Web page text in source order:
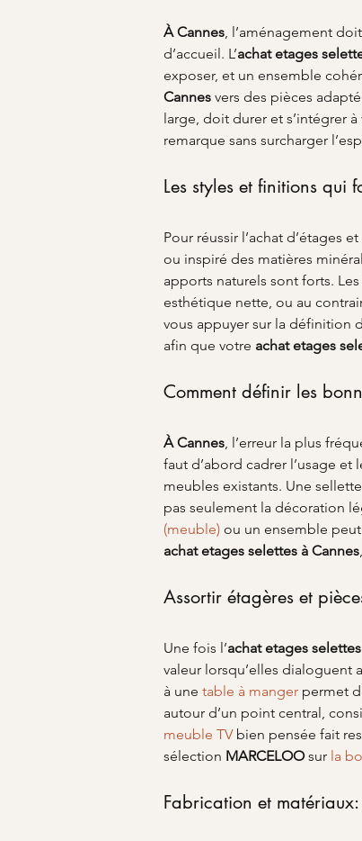
À Cannes, l’aménagement
d’accueil. L’achat etages
exposer, et un ensemble
Cannes vers des pièces
large, doit durer et s’intégrer
remarque sans surcharger
Les styles et finitions qui
Pour réussir l’achat d’étages
ou inspiré des matières
apports naturels sont forts.
esthétique nette, ou au
vous appuyer sur la définition
afin que votre achat etages
Comment définir les
À Cannes, l’erreur la plus
faut d’abord cadrer l’usage
meubles existants. Une
pas seulement la décoration
(meuble) ou un ensemble
achat etages selettes à Cannes
Assortir étagères et
Une fois l’achat etages selettes
valeur lorsqu’elles dialoguent
à une table à manger permet
autour d’un point central,
meuble TV bien pensée fait
sélection MARCELOO sur la
Fabrication et